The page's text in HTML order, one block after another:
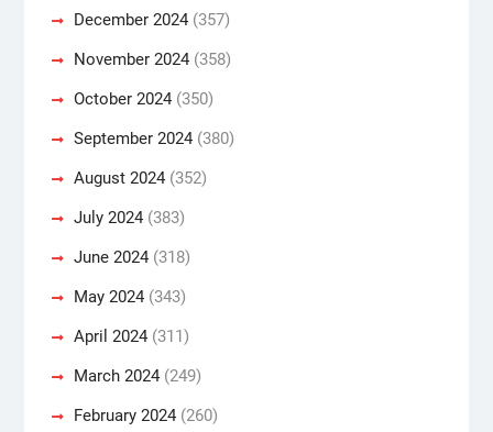
December 2024(357)
November 2024(358)
October 2024(350)
September 2024(380)
August 2024(352)
July 2024(383)
June 2024(318)
May 2024(343)
April 2024(311)
March 2024(249)
February 2024(260)